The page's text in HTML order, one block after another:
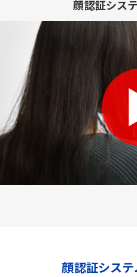
顔認証シス
顔認証シス